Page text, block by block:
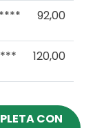
92,00
120,00
CON